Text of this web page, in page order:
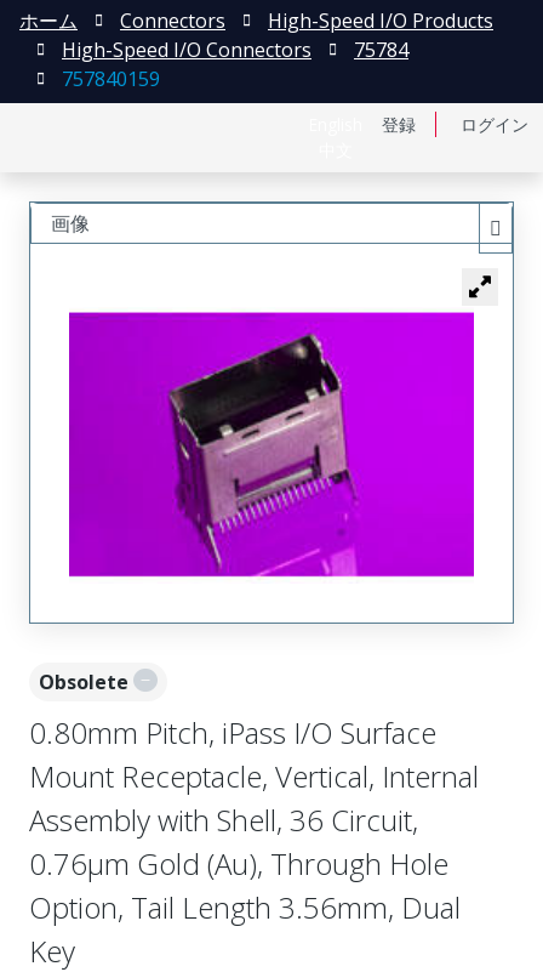
登録 ログイン
ホーム Connectors
High-Speed I/O Products
High-Speed I/O Connectors
75784
757840159
Obsolete
0.80mm Pitch, iPass I/O Surface
Mount Receptacle, Vertical, Internal
Assembly with Shell, 36 Circuit,
0.76µm Gold (Au), Through Hole
Option, Tail Length 3.56mm, Dual
Key
画像